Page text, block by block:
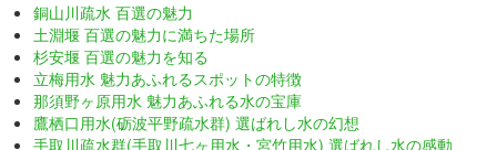
銅山川疏水 百選の魅力
土淵堰 百選の魅力に満ちた場所
杉安堰 百選の魅力を知る
立梅用水 魅力あふれるスポットの特徴
那須野ヶ原用水 魅力あふれる水の宝庫
鷹栖口用水(砺波平野疏水群) 選ばれし水の幻想
手取川疏水群(手取川七ヶ用水・宮竹用水) 選ばれし水の感動